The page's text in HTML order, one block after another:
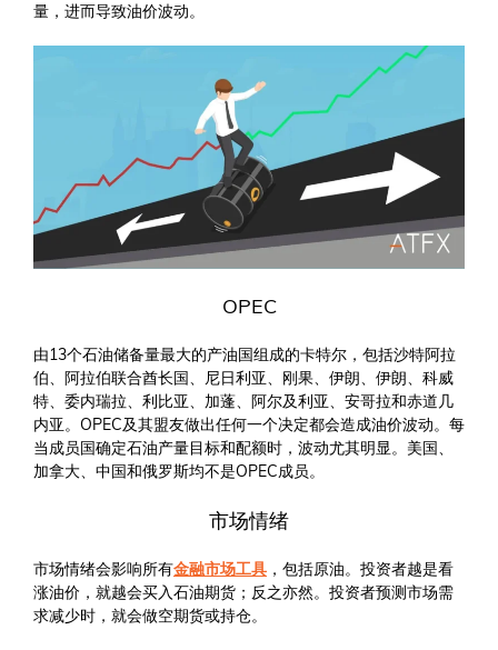
量，进而导致油价波动。
OPEC
由13个石油储备量最大的产油国组成的卡特尔，包括沙特阿拉
伯、阿拉伯联合酋长国、尼日利亚、刚果、伊朗、伊朗、科威
特、委内瑞拉、利比亚、加蓬、阿尔及利亚、安哥拉和赤道几
内亚。OPEC及其盟友做出任何一个决定都会造成油价波动。每
当成员国确定石油产量目标和配额时，波动尤其明显。美国、
加拿大、中国和俄罗斯均不是OPEC成员。
市场情绪
市场情绪会影响所有金融市场工具 ，包括原油。投资者越是看
涨油价，就越会买入石油期货；反之亦然。投资者预测市场需
求减少时，就会做空期货或持仓。